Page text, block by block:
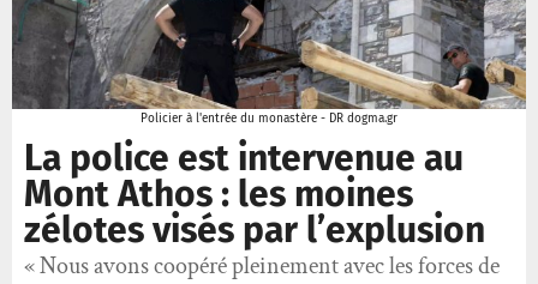
Policier à l'entrée du monastère - DR dogma.gr
La police est intervenue au
Mont Athos : les moines
zélotes visés par l’explusion
« Nous avons coopéré pleinement avec les forces de